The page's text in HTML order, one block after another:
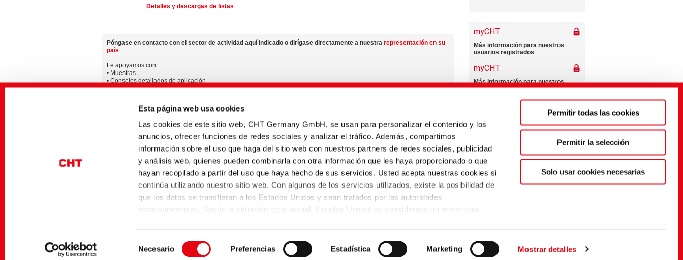
Esta página web usa cookies
Las cookies de este sitio web, CHT Germany GmbH, se usan para personalizar el contenido y los
anuncios, ofrecer funciones de redes sociales y analizar el tráfico. Además, compartimos
información sobre el uso que haga del sitio web con nuestros partners de redes sociales, publicidad
y análisis web, quienes pueden combinarla con otra información que les haya proporcionado o que
hayan recopilado a partir del uso que haya hecho de sus servicios. Usted acepta nuestras cookies si
continúa utilizando nuestro sitio web. Con algunos de los servicios utilizados, existe la posibilidad de
que los datos se transfieran a los Estados Unidos y sean tratados por las autoridades
estadounidenses. Según la situación legal actual, Estados Unidos es considerado un tercer país
Marco de Privacidad de Datos UE-EE.UU. y, por tanto, se aplica la decisión de adecuación de la
Comisión de la UE con arreglo al artículo 45 del RGPD.
de
Necesario Preferencias Estadística Marketing Mostrar detalles
Permitir todas las cookies
Permitir la selección
Solo usar cookies necesarias
Detalles y descargas de listas
Póngase en contacto con el sector de actividad aquí indicado o dirígase directamente a nuestra representación en su
país
Le apoyamos con:
• Muestras
• Consejos detallados de aplicación
• Informaciones sobre la disponibilidad de nuestros productos a nivel mundial y acerca de las posibilidades de variaciones
Puede encontrar información adicional sobrecentro de medios
La disponibilidad de los productos puede variar en cada país.
Descargas
Después del Login en „myCHT“ usted tiene acceso a nuestras fichas técnicas y pérfiles de colorantes en varios idiomas.
Una vez concedida la autorización, podrá acceder a las fichas de datos de seguridad de los productos.